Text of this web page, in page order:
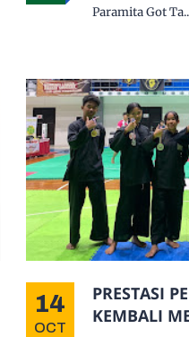
Paramita Got
14
OCT
PRESTASI
KEMBALI